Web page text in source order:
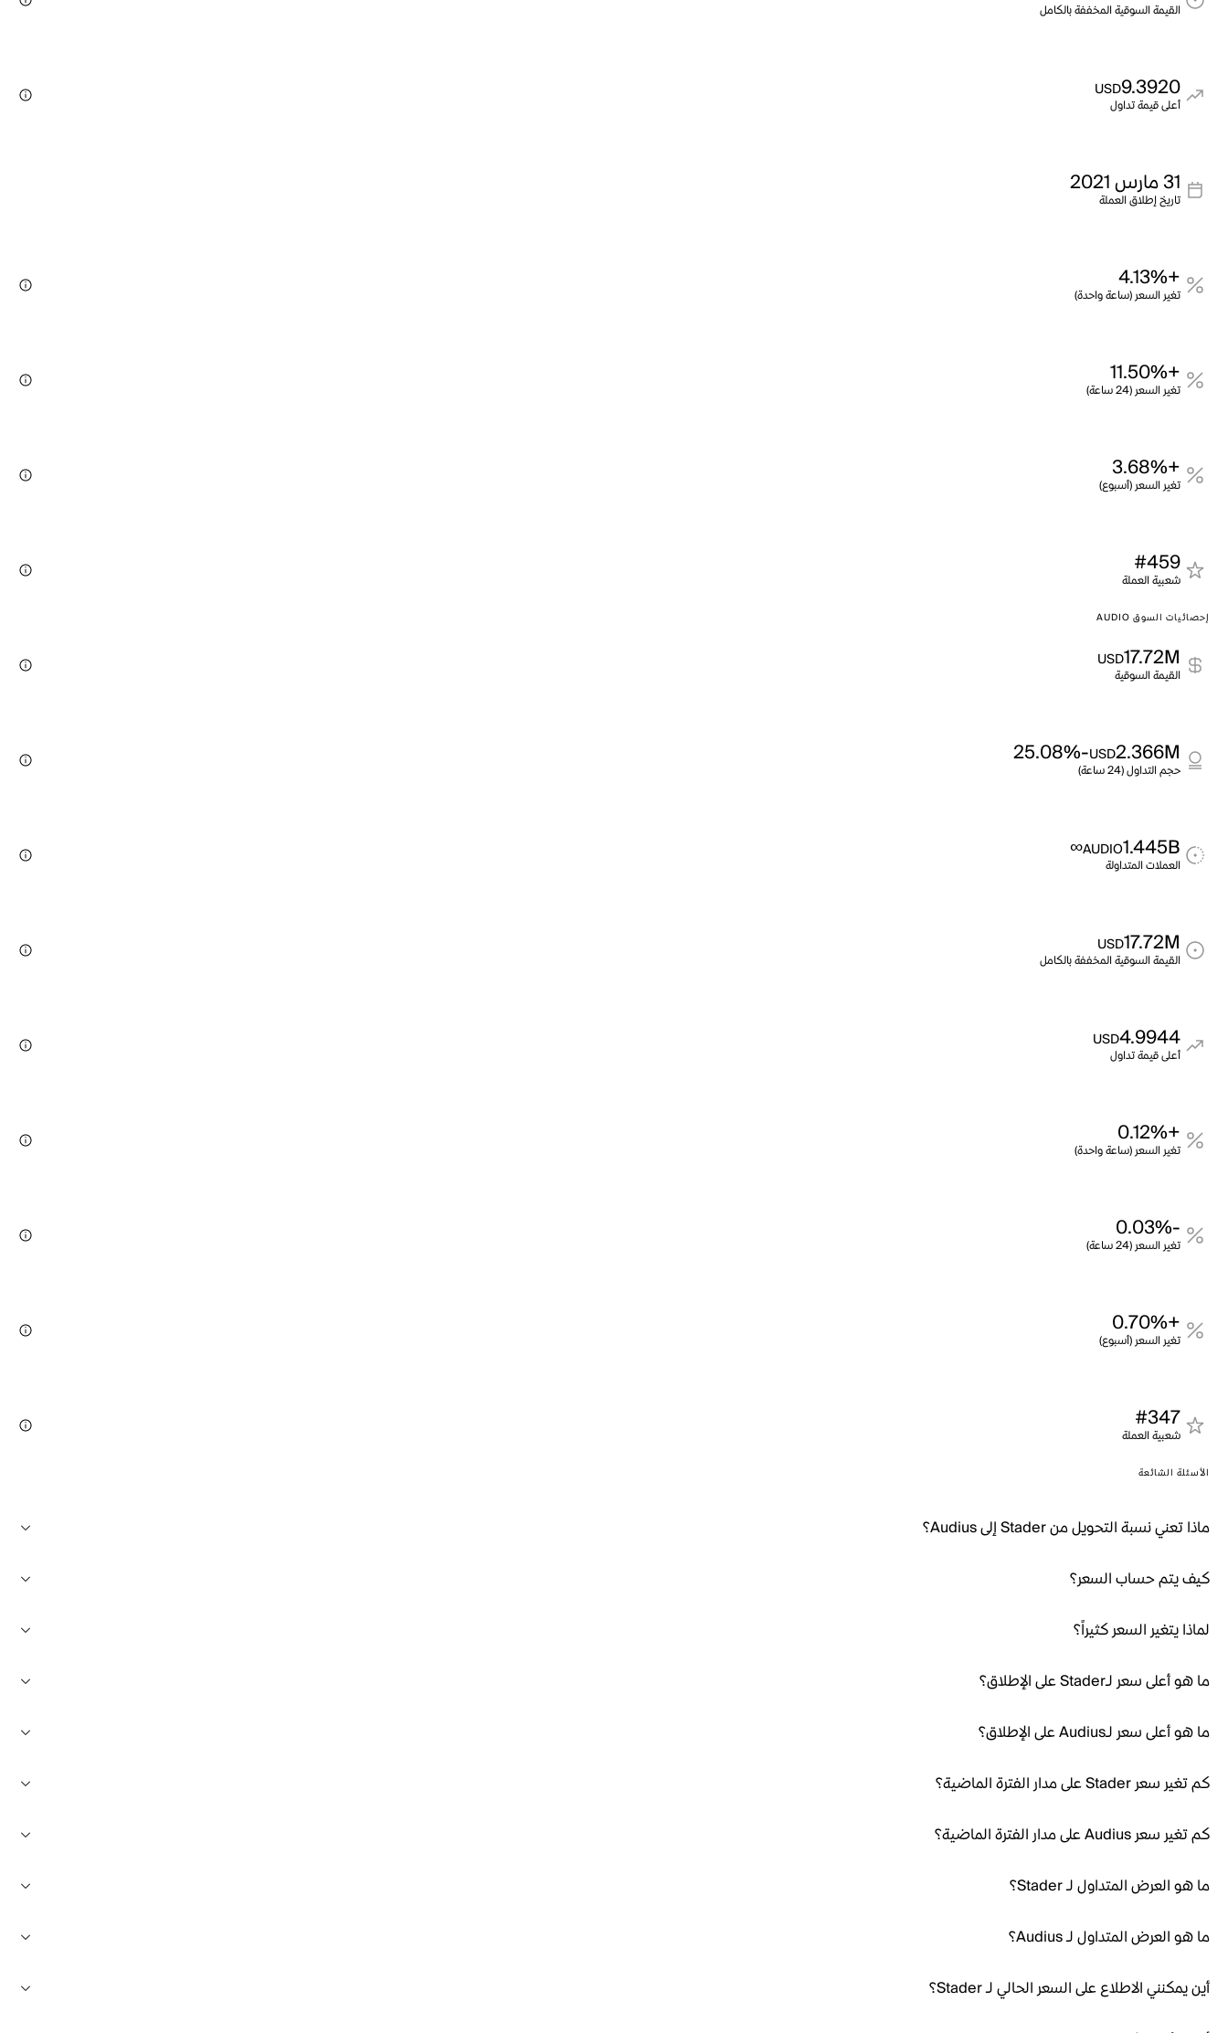
القيمة السوقية المخففة بالكامل
9.3920
USD
أعلى قيمة تداول
31 مارس 2021
تاريخ إطلاق العملة
+4.13%
تغير السعر (ساعة واحدة)
+11.50%
تغير السعر (24 ساعة)
+3.68%
تغير السعر (أسبوع)
#459
شعبية العملة
إحصائيات السوق AUDIO
17.72M
USD
القيمة السوقية
2.366M
USD
-25.08%
حجم التداول (24 ساعة)
1.445B
AUDIO
∞
العملات المتداولة
17.72M
USD
القيمة السوقية المخففة بالكامل
4.9944
USD
أعلى قيمة تداول
+0.12%
تغير السعر (ساعة واحدة)
-0.03%
تغير السعر (24 ساعة)
+0.70%
تغير السعر (أسبوع)
#347
شعبية العملة
الأسئلة الشائعة
ماذا تعني نسبة التحويل من Stader إلى Audius؟
كيف يتم حساب السعر؟
لماذا يتغير السعر كثيراً؟
ما هو أعلى سعر لـStader على الإطلاق؟
ما هو أعلى سعر لـAudius على الإطلاق؟
كم تغير سعر Stader على مدار الفترة الماضية؟
كم تغير سعر Audius على مدار الفترة الماضية؟
ما هو العرض المتداول لـ Stader؟
ما هو العرض المتداول لـ Audius؟
أين يمكنني الاطلاع على السعر الحالي لـ Stader؟